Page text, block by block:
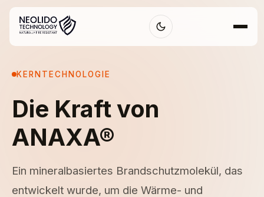
KERNTECHNOLOGIE
Die Kraft von
ANAXA®
Ein mineralbasiertes Brandschutzmolekül, das
entwickelt wurde, um die Wärme- und